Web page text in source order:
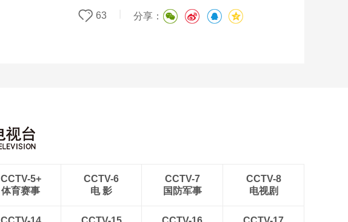
分享：
63
CCTV-5+
体育赛事
CCTV-6
电 影
CCTV-7
国防军事
CCTV-8
电视剧